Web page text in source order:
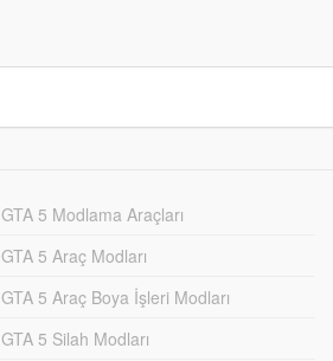
GTA 5 Modlama Araçları
GTA 5 Araç Modları
GTA 5 Araç Boya İşleri Modları
GTA 5 Silah Modları